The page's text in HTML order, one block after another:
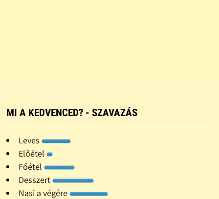
MI A KEDVENCED? - SZAVAZÁS
Leves
Előétel
Főétel
Desszert
Nasi a végére